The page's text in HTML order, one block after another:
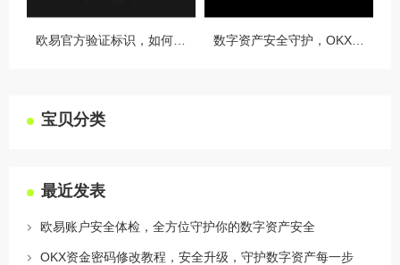
宝贝分类
最近发表
欧易账户安全体检，全方位守护你的数字资产安全
OKX资金密码修改教程，安全升级，守护数字资产每一步